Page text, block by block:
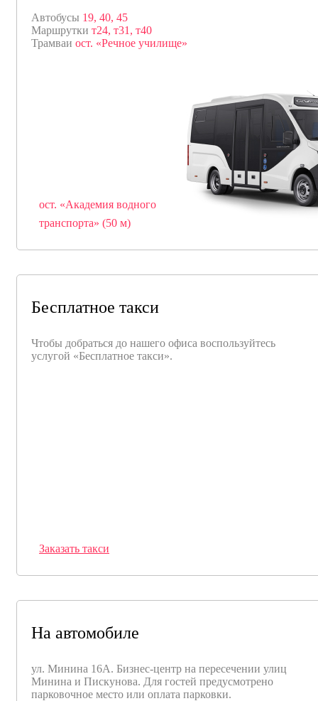
Автобусы 19, 40, 45
Маршрутки т24, т31, т40
Трамваи ост. «Речное училище»
ост. «Академия водного
транспорта» (50 м)
Бесплатное такси
Чтобы добраться до нашего офиса воспользуйтесь
услугой «Бесплатное такси».
Заказать такси
На автомобиле
ул. Минина 16А. Бизнес-центр на пересечении улиц
Минина и Пискунова. Для гостей предуcмотрено
парковочное место или оплата парковки.